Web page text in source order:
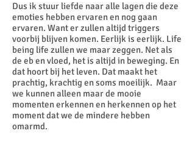
Dus ik stuur liefde naar alle lagen die deze
emoties hebben ervaren en nog gaan
ervaren. Want er zullen altijd triggers
voorbij blijven komen. Eerlijk is eerlijk. Life
being life zullen we maar zeggen. Net als
de eb en vloed, het is altijd in beweging. En
dat hoort bij het leven. Dat maakt het
prachtig, krachtig en soms moeilijk. Maar
we kunnen alleen maar de mooie
momenten erkennen en herkennen op het
moment dat we de mindere hebben
omarmd.